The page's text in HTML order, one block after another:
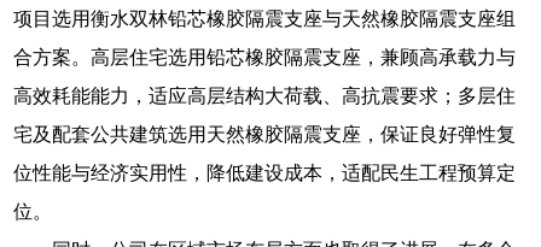
项目选用衡水双林铅芯橡胶隔震支座与天然橡胶隔震支座组
合方案。高层住宅选用铅芯橡胶隔震支座，兼顾高承载力与
高效耗能能力，适应高层结构大荷载、高抗震要求；多层住
宅及配套公共建筑选用天然橡胶隔震支座，保证良好弹性复
位性能与经济实用性，降低建设成本，适配民生工程预算定
位。